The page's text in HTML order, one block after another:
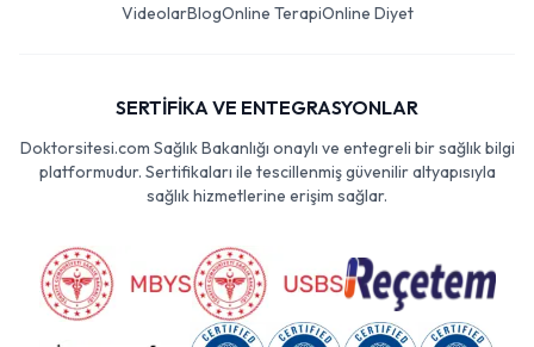
VideolarBlogOnline TerapiOnline Diyet
SERTİFİKA VE ENTEGRASYONLAR
Doktorsitesi.com Sağlık Bakanlığı onaylı ve entegreli bir sağlık bilgi
platformudur. Sertifikaları ile tescillenmiş güvenilir altyapısıyla
sağlık hizmetlerine erişim sağlar.